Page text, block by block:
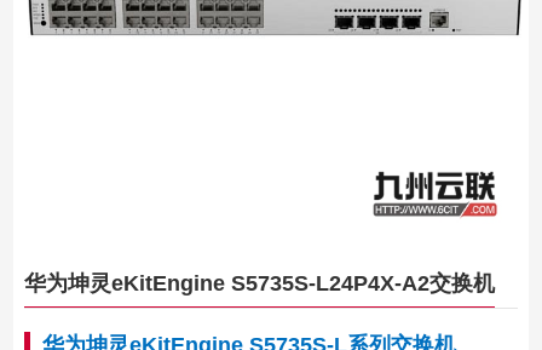
华为坤灵eKitEngine S5735S-L24P4X-A2交换机
华为坤灵eKitEngine S5735S-L系列交换机